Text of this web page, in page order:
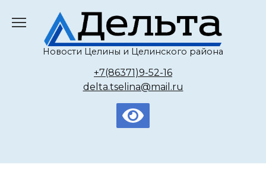
содержанию
Новости Целины и Целинского района
+7(86371)9-52-16
delta.tselina@mail.ru